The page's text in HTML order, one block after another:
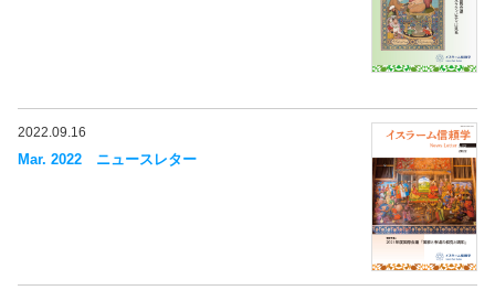
2022.09.16
Mar. 2022 ニュースレター